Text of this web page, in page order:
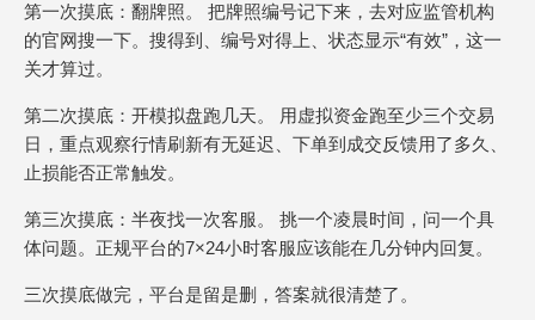
第一次摸底：翻牌照。 把牌照编号记下来，去对应监管机构
的官网搜一下。搜得到、编号对得上、状态显示“有效”，这一
关才算过。
第二次摸底：开模拟盘跑几天。 用虚拟资金跑至少三个交易
日，重点观察行情刷新有无延迟、下单到成交反馈用了多久、
止损能否正常触发。
第三次摸底：半夜找一次客服。 挑一个凌晨时间，问一个具
体问题。正规平台的7×24小时客服应该能在几分钟内回复。
三次摸底做完，平台是留是删，答案就很清楚了。